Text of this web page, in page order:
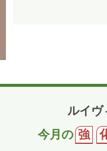
ルイヴ
今月の 強